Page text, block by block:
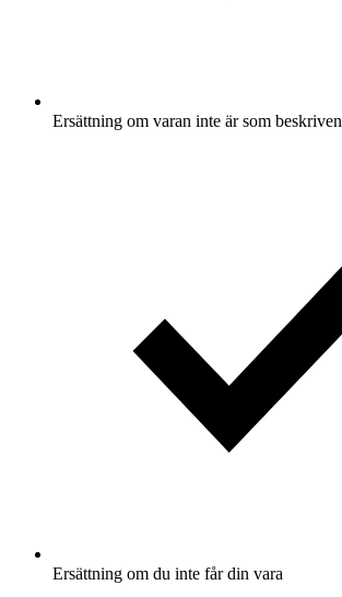
Ersättning om varan inte är som beskriven
Ersättning om du inte får din vara